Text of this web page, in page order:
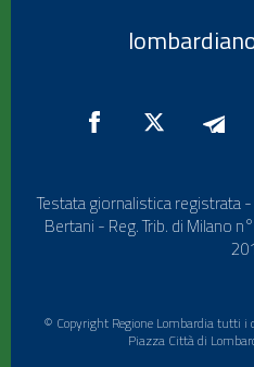
Testata giornalistica registrata
Bertani - Reg. Trib. di Milano
© Copyright Regione Lombardia tutti
Piazza Città di